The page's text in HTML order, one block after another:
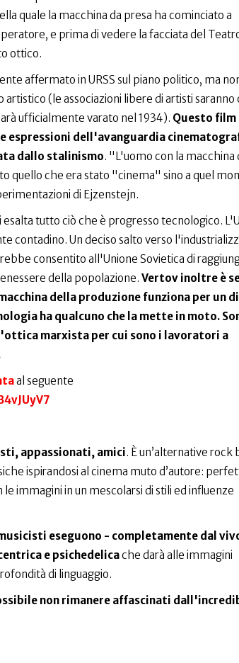
quale la macchina da presa ha cominciato a
e prima di vedere la facciata del
ottico.
affermato in URSS sul piano politico, ma
(le associazioni libere di artisti saranno
ufficialmente varato nel 1934). Questo film
espressioni dell'avanguardia
dallo stalinismo. "L'uomo con la macchina
quello che era stato "cinema" sino a quel
di Ejzenstejn.
tutto ciò che è progresso tecnologico.
contadino. Un deciso salto verso
consentito all'Unione Sovietica di
della popolazione. Vertov inoltre è
della produzione funziona per un
ha qualcuno che la mette in moto.
marxista per cui sono i lavoratori a
al seguente
appassionati, amici. È un’alternative rock
ispirandosi al cinema muto d’autore:
immagini in un mescolarsi di stili ed influenze
eseguono - completamente dal
e psichedelicache darà alle immagini
di linguaggio.
non rimanere affascinati